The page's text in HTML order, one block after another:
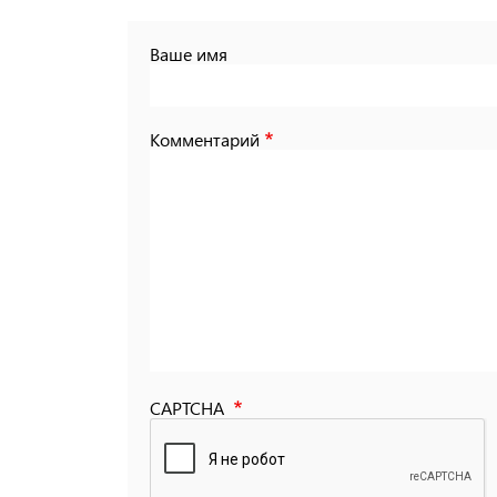
Ваше имя
Комментарий
CAPTCHA